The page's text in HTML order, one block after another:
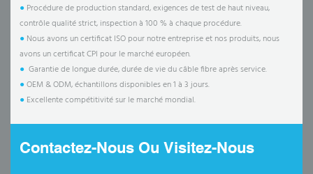
● Procédure de production standard, exigences de test de haut niveau,
contrôle qualité strict, inspection à 100 % à chaque procédure.
● Nous avons un certificat ISO pour notre entreprise et nos produits, nous
avons un certificat CPI pour le marché européen.
● Garantie de longue durée, durée de vie du câble fibre après service.
●OEM & ODM, échantillons disponibles en 1 à 3 jours.
● Excellente compétitivité sur le marché mondial.
Contactez-Nous Ou Visitez-Nous